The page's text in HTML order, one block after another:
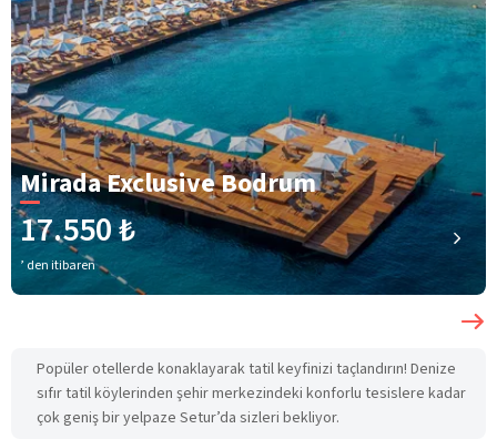
Mirada Exclusive Bodrum
17.550 ₺
’ den itibaren
Popüler otellerde konaklayarak tatil keyfinizi taçlandırın! Denize
sıfır tatil köylerinden şehir merkezindeki konforlu tesislere kadar
çok geniş bir yelpaze Setur’da sizleri bekliyor.